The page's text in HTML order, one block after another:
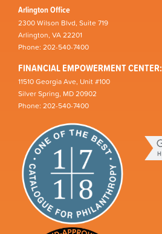
Arlington Office
2300 Wilson Blvd, Suite 719
Arlington, VA 22201
Phone: 202-540-7400
FINANCIAL EMPOWERMENT CENTER:
11510 Georgia Ave, Unit #100
Silver Spring, MD 20902
Phone: 202-540-7400